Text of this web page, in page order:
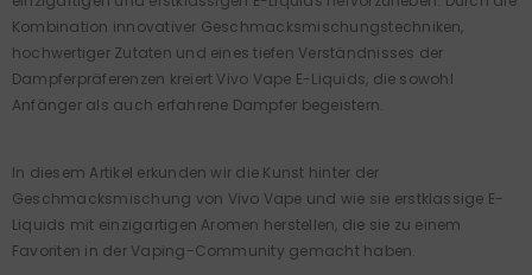
Kombination innovativer Geschmacksmischungstechniken,
hochwertiger Zutaten und eines tiefen Verständnisses der
Dampferpräferenzen kreiert Vivo Vape E-Liquids, die sowohl
Anfänger als auch erfahrene Dampfer begeistern.
In diesem Artikel erkunden wir die Kunst hinter der
Geschmacksmischung von Vivo Vape und wie sie erstklassige E-
Liquids mit einzigartigen Aromen herstellen, die sie zu einem
Favoriten in der Vaping-Community gemacht haben.